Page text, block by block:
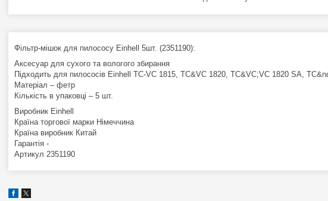
Фільтр-мішок для пилососу Einhell 5шт. (2351190):
Аксесуар для сухого та вологого збирання
Підходить для пилососів Einhell TC-VC 1815, TC&VC 1820, TC&VC;VC 1820 SA,
Матеріал – фетр
Кількість в упаковці – 5 шт.
Виробник Einhell
Країна торгової марки Німеччина
Країна виробник Китай
Гарантія -
Артикул 2351190